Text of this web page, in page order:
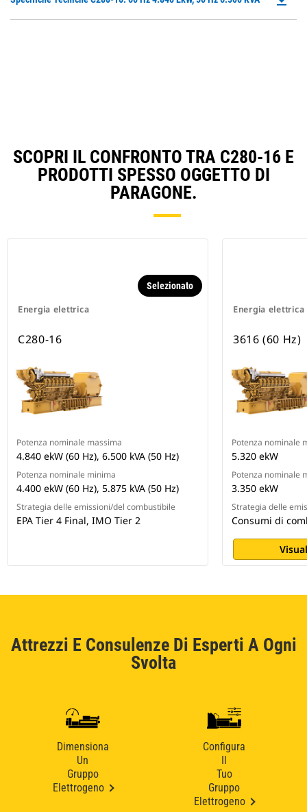
a
SCOPRI IL CONFRONTO TRA C280-16 E
PRODOTTI SPESSO OGGETTO DI
PARAGONE.
Energia elettrica
Selezionato
C280-16
Potenza nominale massima
4.840 ekW (60 Hz), 6.500 kVA (50 Hz)
Potenza nominale minima
4.400 ekW (60 Hz), 5.875 kVA (50 Hz)
Strategia delle emissioni/del combustibile
EPA Tier 4 Final, IMO Tier 2
Energia elettrica
3616 (60 Hz)
Potenza nominale
5.320 ekW
Potenza nominale
3.350 ekW
Strategia delle
Consumi di
Attrezzi E Consulenze Di Esperti A Ogni
Svolta
Dimensiona
Un
Gruppo
Elettrogeno
Configura
Tuo
Gruppo
Elettrogeno